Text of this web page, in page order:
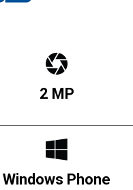
2 MP
Windows Phone